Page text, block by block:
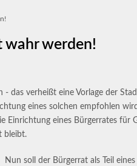
wahr werden!
- das verheißt eine Vorlage der
eines solchen empfohlen
Einrichtung eines Bürgerrates für
bleibt.
Nun soll der Bürgerrat als Teil